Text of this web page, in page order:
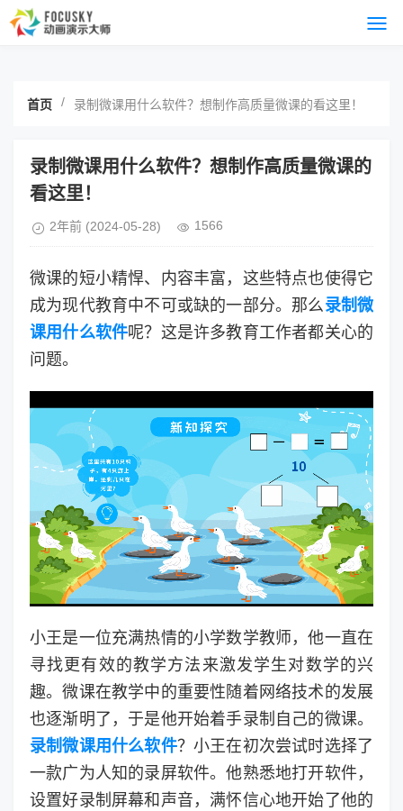
首页 / 录制微课用什么软件？想制作高质量微课的看这里！
录制微课用什么软件？想制作高质量微课的
看这里！
2年前 (2024-05-28) 1566
微课的短小精悍、内容丰富，这些特点也使得它
成为现代教育中不可或缺的一部分。那么录制微
课用什么软件呢？这是许多教育工作者都关心的
问题。
小王是一位充满热情的小学数学教师，他一直在
寻找更有效的教学方法来激发学生对数学的兴
趣。微课在教学中的重要性随着网络技术的发展
也逐渐明了，于是他开始着手录制自己的微课。
录制微课用什么软件？小王在初次尝试时选择了
一款广为人知的录屏软件。他熟悉地打开软件，
设置好录制屏幕和声音，满怀信心地开始了他的